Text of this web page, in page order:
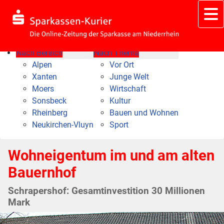
Nach Bereich
Alpen
Xanten
Moers
Sonsbeck
Rheinberg
Neukirchen-Vluyn
Nach Thema
Vor Ort
Junge Welt
Wirtschaft
Kultur
Bauen und Wohnen
Sport
Wohneigentum im und am alten
Bauernhof
Schrapershof: Gesamtinvestition 30 Millionen
Mark